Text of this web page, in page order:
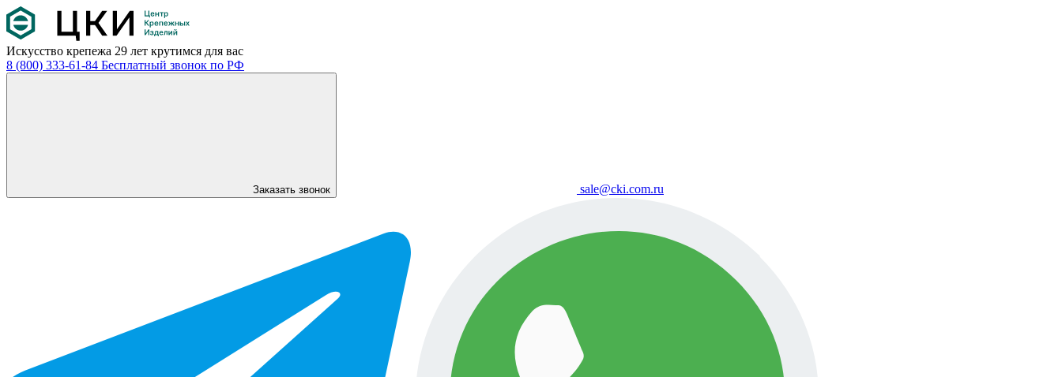
Искусство крепежа 29 лет крутимся для вас
8 (800) 333-61-84 Бесплатный звонок по РФ
Заказать звонок sale@cki.com.ru